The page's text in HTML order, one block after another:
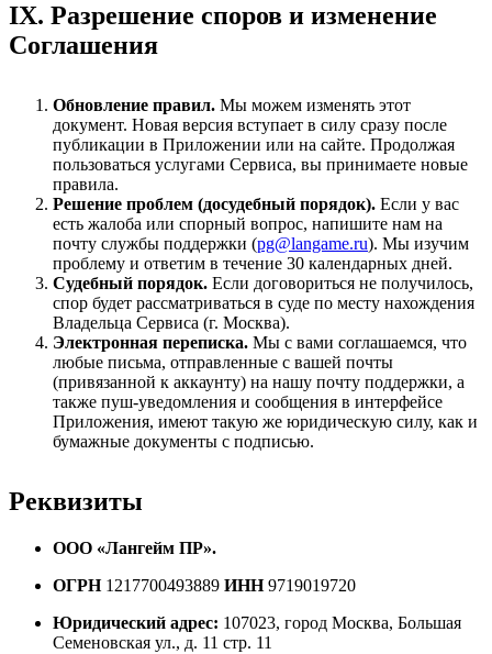
IX. Разрешение споров и изменение
Соглашения
Обновление правил. Мы можем изменять этот
документ. Новая версия вступает в силу сразу после
публикации в Приложении или на сайте. Продолжая
пользоваться услугами Сервиса, вы принимаете новые
правила.
Решение проблем (досудебный порядок). Если у вас
есть жалоба или спорный вопрос, напишите нам на
почту службы поддержки (pg@langame.ru). Мы изучим
проблему и ответим в течение 30 календарных дней.
Судебный порядок. Если договориться не получилось,
спор будет рассматриваться в суде по месту нахождения
Владельца Сервиса (г. Москва).
Электронная переписка. Мы с вами соглашаемся, что
любые письма, отправленные с вашей почты
(привязанной к аккаунту) на нашу почту поддержки, а
также пуш-уведомления и сообщения в интерфейсе
Приложения, имеют такую же юридическую силу, как и
бумажные документы с подписью.
Реквизиты
ООО «Лангейм ПР».
ОГРН1217700493889 ИНН9719019720
Юридический адрес: 107023, город Москва, Большая
Семеновская ул., д. 11 стр. 11